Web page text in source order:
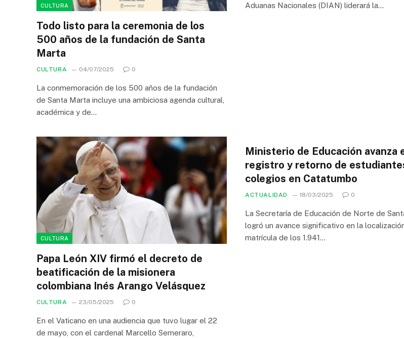
CULTURA
Todo listo para la ceremonia de los
500 años de la fundación de Santa
Marta
CULTURA 04/07/2025 0
La conmemoración de los 500 años de la fundación
de Santa Marta incluye una ambiciosa agenda cultural,
académica y de…
Aduanas Nacionales (DIAN) liderará la…
CULTURA
Papa León XIV firmó el decreto de
beatificación de la misionera
colombiana Inés Arango Velásquez
CULTURA 23/05/2025 0
En el Vaticano en una audiencia que tuvo lugar el 22
de mayo, con el cardenal Marcello Semeraro,
Ministerio de Educación avanza
registro y retorno de
colegios en Catatumbo
ACTUALIDAD 18/03/2025 0
La Secretaría de Educación de Norte de
logró un avance significativo en la
matrícula de los 1.941…